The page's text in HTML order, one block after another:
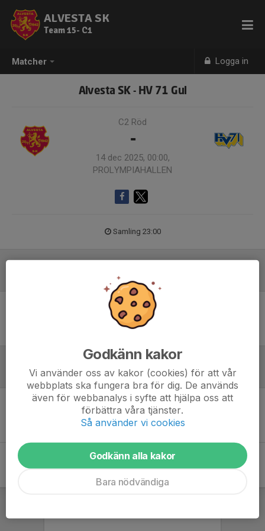
Matcher Logga in
ALVESTA SK
Team 15- C1
Alvesta SK - HV 71 Gul
C2 Röd
-
14 dec 2025, 00:00,
PROLYMPIAHALLEN
Samling 23:00
Ingen uppställning ifylld
Referat
Inget referat skrivet
Godkänn kakor
Vi använder oss av kakor (cookies) för att vår
webbplats ska fungera bra för dig. De används
även för webbanalys i syfte att hjälpa oss att
förbättra våra tjänster.
Så använder vi cookies
Godkänn alla kakor
Bara nödvändiga